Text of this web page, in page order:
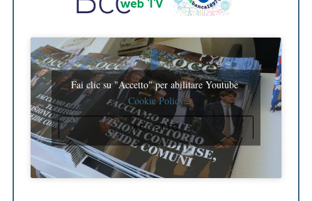
Fai clic su "Accetto" per abilitare Youtube
Cookie Policy
ACCETTO